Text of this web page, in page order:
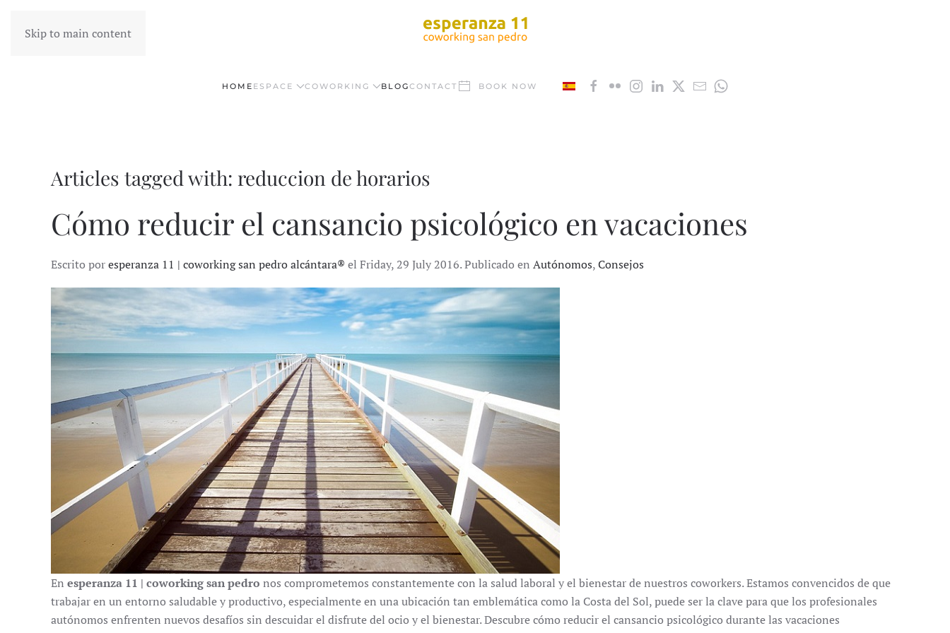
Skip to main content
HOME ESPACE COWORKING BLOGCONTACT BOOK NOW
Articles tagged with: reduccion de horarios
Cómo reducir el cansancio psicológico en vacaciones
Escrito poresperanza 11 | coworking san pedro alcántara® el Friday, 29 July 2016. Publicado en Autónomos,Consejos
En esperanza 11 | coworking san pedro nos comprometemos constantemente con la salud laboral y el bienestar de nuestros coworkers. Estamos convencidos de que
trabajar en un entorno saludable y productivo, especialmente en una ubicación tan emblemática como la Costa del Sol, puede ser la clave para que los profesionales
autónomos enfrenten nuevos desafíos sin descuidar el disfrute del ocio y el bienestar. Descubre cómo reducir el cansancio psicológico durante las vacaciones